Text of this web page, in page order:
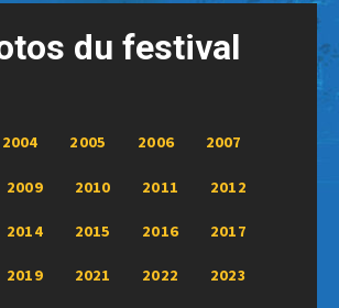
du festival
2004 2005 2006 2007
2009 2010 2011 2012
2014 2015 2016 2017
2019 2021 2022 2023